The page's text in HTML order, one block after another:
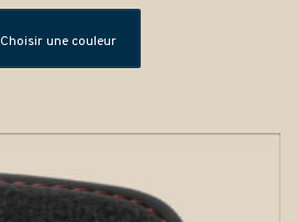
Choisir une couleur